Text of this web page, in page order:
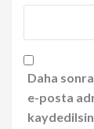
Daha
e-posta